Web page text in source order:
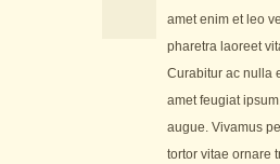
amet enim et leo
pharetra laoreet
Curabitur ac nulla
amet feugiat
augue. Vivamus
tortor vitae ornare